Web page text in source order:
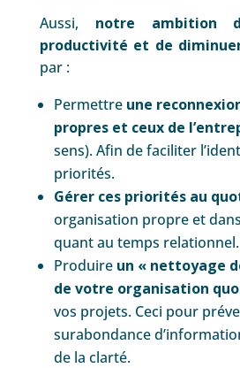
Aussi, notre ambition
productivité et de
par :
Permettre une
propres et ceux de
sens). Afin de faciliter
priorités.
Gérer ces priorités au
organisation propre et
quant au temps relationnel.
Produire un « nettoyage
de votre organisation
vos projets. Ceci pour
surabondance
de la clarté.